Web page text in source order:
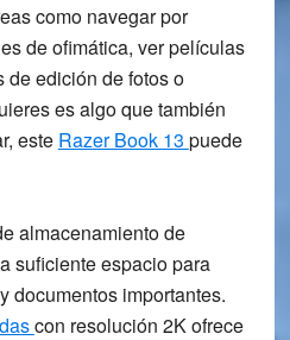
como navegar por
de ofimática, ver películas
de edición de fotos o
es algo que también
este Razer Book 13 puede
almacenamiento de
suficiente espacio para
documentos importantes.
con resolución 2K ofrece